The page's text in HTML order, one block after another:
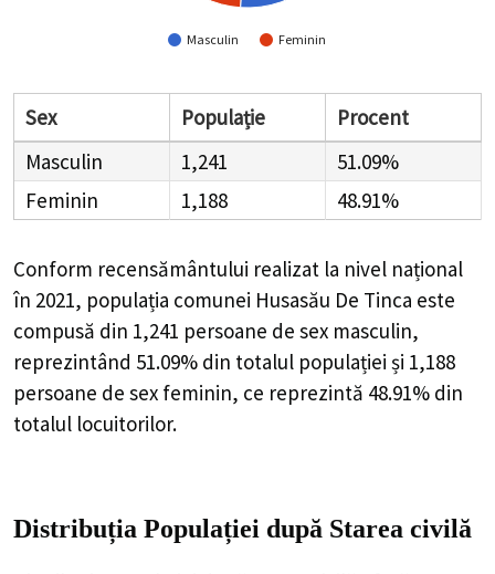
Masculin Feminin
Sex Populație
Procent
Masculin
1,241
51.09%
Feminin
1,188 48.91%
Conform recensământului realizat la nivel național
în 2021, populația comunei Husasău De Tinca este
compusă din 1,241 persoane de sex masculin,
reprezintând 51.09% din totalul populației și 1,188
persoane de sex feminin, ce reprezintă 48.91% din
totalul locuitorilor.
Distribuția Populației după Starea civilă